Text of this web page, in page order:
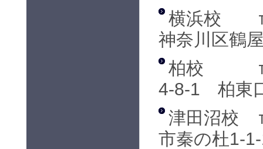
横浜校
神奈川区鶴
柏校
4-8-1 柏東
津田沼校
市秦の杜1-